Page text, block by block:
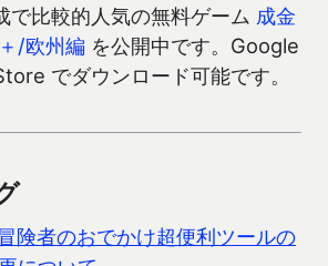
で比較的人気の無料ゲーム 成金
/欧州編 を公開中です。Google
でダウンロード可能です。
険者のおでかけ超便利ツールの